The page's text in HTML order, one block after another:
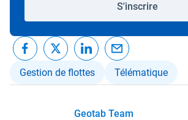
S'inscrire
Gestion de flottes Télématique
Geotab Team